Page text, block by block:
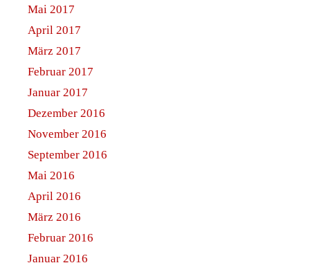
Mai 2017
April 2017
März 2017
Februar 2017
Januar 2017
Dezember 2016
November 2016
September 2016
Mai 2016
April 2016
März 2016
Februar 2016
Januar 2016